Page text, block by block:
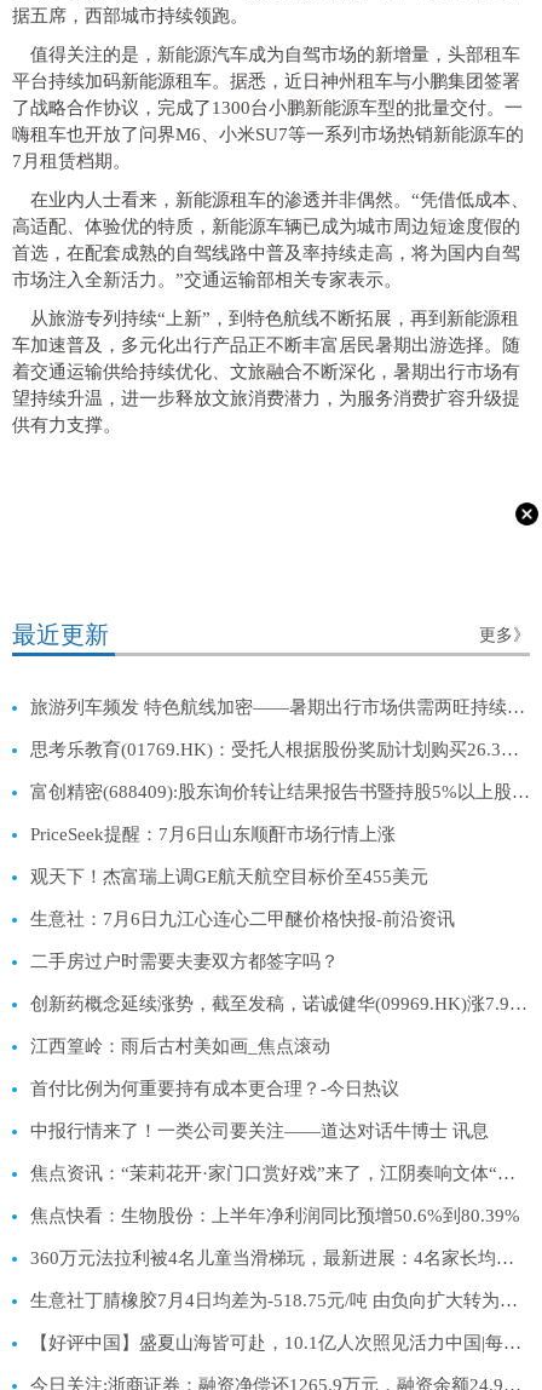
据五席，西部城市持续领跑。
值得关注的是，新能源汽车成为自驾市场的新增量，头部租车
平台持续加码新能源租车。据悉，近日神州租车与小鹏集团签署
了战略合作协议，完成了1300台小鹏新能源车型的批量交付。一
嗨租车也开放了问界M6、小米SU7等一系列市场热销新能源车的
7月租赁档期。
在业内人士看来，新能源租车的渗透并非偶然。“凭借低成本、
高适配、体验优的特质，新能源车辆已成为城市周边短途度假的
首选，在配套成熟的自驾线路中普及率持续走高，将为国内自驾
市场注入全新活力。”交通运输部相关专家表示。
从旅游专列持续“上新”，到特色航线不断拓展，再到新能源租
车加速普及，多元化出行产品正不断丰富居民暑期出游选择。随
着交通运输供给持续优化、文旅融合不断深化，暑期出行市场有
望持续升温，进一步释放文旅消费潜力，为服务消费扩容升级提
供有力支撑。
最近更新 更多》
旅游列车频发 特色航线加密——暑期出行市场供需两旺持续升温 焦点简讯
思考乐教育(01769.HK)：受托人根据股份奖励计划购买26.3万股
富创精密(688409):股东询价转让结果报告书暨持股5%以上股东权益变动触及1%整数倍的提示性公告
PriceSeek提醒：7月6日山东顺酐市场行情上涨
观天下！杰富瑞上调GE航天航空目标价至455美元
生意社：7月6日九江心连心二甲醚价格快报-前沿资讯
二手房过户时需要夫妻双方都签字吗？
创新药概念延续涨势，截至发稿，诺诚健华(09969.HK)涨7.95%，报14.12港元
江西篁岭：雨后古村美如画_焦点滚动
首付比例为何重要持有成本更合理？-今日热议
中报行情来了！一类公司要关注——道达对话牛博士 讯息
焦点资讯：“茉莉花开·家门口赏好戏”来了，江阴奏响文体“二重奏”
焦点快看：生物股份：上半年净利润同比预增50.6%到80.39%
360万元法拉利被4名儿童当滑梯玩，最新进展：4名家长均已道歉，共计赔偿2万元，车主表示将不再追究责任 前沿资讯
生意社丁腈橡胶7月4日均差为-518.75元/吨 由负向扩大转为缩小
【好评中国】盛夏山海皆可赴，10.1亿人次照见活力中国|每日看点
今日关注:浙商证券：融资净偿还1265.9万元，融资余额24.98亿元